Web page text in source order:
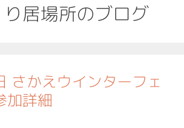
居場所のブログ
さかえウインターフェ
加詳細